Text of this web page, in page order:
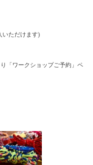
いただけます)
「ワークショップご予約」ペ